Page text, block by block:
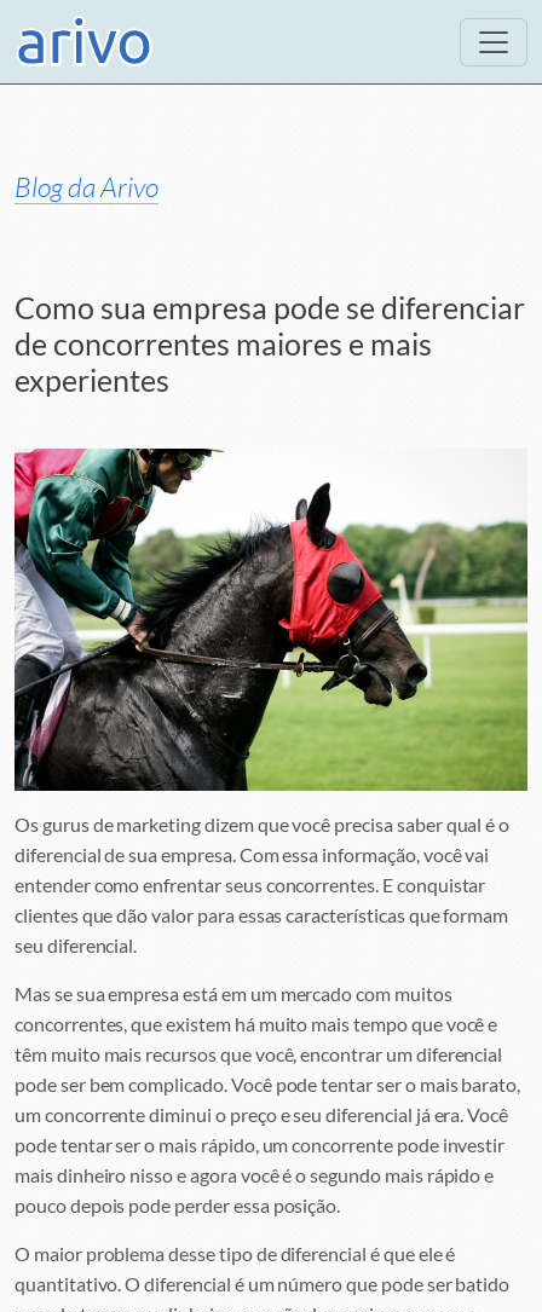
Blog da Arivo
Como sua empresa pode se diferenciar
de concorrentes maiores e mais
experientes
Os gurus de marketing dizem que você precisa saber qual é o
diferencial de sua empresa. Com essa informação, você vai
entender como enfrentar seus concorrentes. E conquistar
clientes que dão valor para essas características que formam
seu diferencial.
Mas se sua empresa está em um mercado com muitos
concorrentes, que existem há muito mais tempo que você e
têm muito mais recursos que você, encontrar um diferencial
pode ser bem complicado. Você pode tentar ser o mais barato,
um concorrente diminui o preço e seu diferencial já era. Você
pode tentar ser o mais rápido, um concorrente pode investir
mais dinheiro nisso e agora você é o segundo mais rápido e
pouco depois pode perder essa posição.
O maior problema desse tipo de diferencial é que ele é
quantitativo. O diferencial é um número que pode ser batido